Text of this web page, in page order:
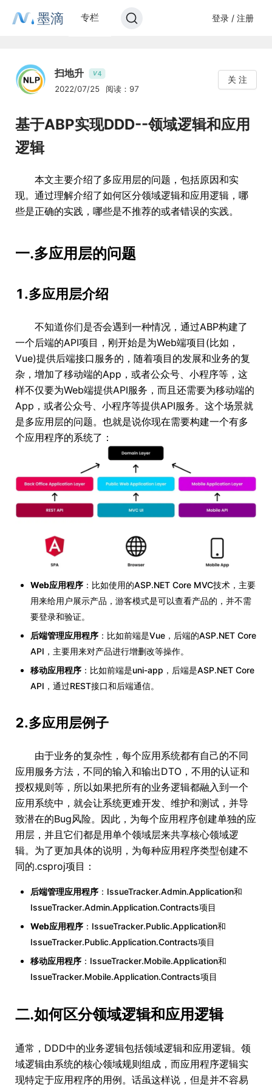
墨滴 专栏 登录 / 注册
扫地升 V4
2022/07/25 阅读：97
关 注
基于ABP实现DDD--领域逻辑和应用
逻辑
本文主要介绍了多应用层的问题，包括原因和实
现。通过理解介绍了如何区分领域逻辑和应用逻辑，哪
些是正确的实践，哪些是不推荐的或者错误的实践。
一.多应用层的问题
1.多应用层介绍
不知道你们是否会遇到一种情况，通过ABP构建了
一个后端的API项目，刚开始是为Web端项目(比如，
Vue)提供后端接口服务的，随着项目的发展和业务的复
杂，增加了移动端的App，或者公众号、小程序等，这
样不仅要为Web端提供API服务，而且还需要为移动端的
App，或者公众号、小程序等提供API服务。这个场景就
是多应用层的问题。也就是说你现在需要构建一个有多
个应用程序的系统了：
Web应用程序 ：比如使用的ASP.NET Core MVC技术，主要
用来给用户展示产品，游客模式是可以查看产品的，并不需
要登录和验证。
后端管理应用程序 ：比如前端是Vue，后端的ASP.NET Core
API，主要用来对产品进行增删改等操作。
移动应用程序 ：比如前端是uni-app，后端是ASP.NET Core
API，通过REST接口和后端通信。
2.多应用层例子
由于业务的复杂性，每个应用系统都有自己的不同
应用服务方法，不同的输入和输出DTO，不用的认证和
授权规则等，所以如果把所有的业务逻辑都融入到一个
应用系统中，就会让系统更难开发、维护和测试，并导
致潜在的Bug风险。因此，为每个应用程序创建单独的应
用层，并且它们都是用单个领域层来共享核心领域逻
辑。为了更加具体的说明，为每种应用程序类型创建不
同的.csproj项目：
后端管理应用程序 ：IssueTracker.Admin.Application和
IssueTracker.Admin.Application.Contracts项目
Web应用程序 ：IssueTracker.Public.Application和
IssueTracker.Public.Application.Contracts项目
移动应用程序 ：IssueTracker.Mobile.Application和
IssueTracker.Mobile.Application.Contracts项目
二.如何区分领域逻辑和应用逻辑
通常，DDD中的业务逻辑包括领域逻辑和应用逻辑。领
域逻辑由系统的核心领域规则组成，而应用程序逻辑实
现特定于应用程序的用例。话虽这样说，但是并不容易